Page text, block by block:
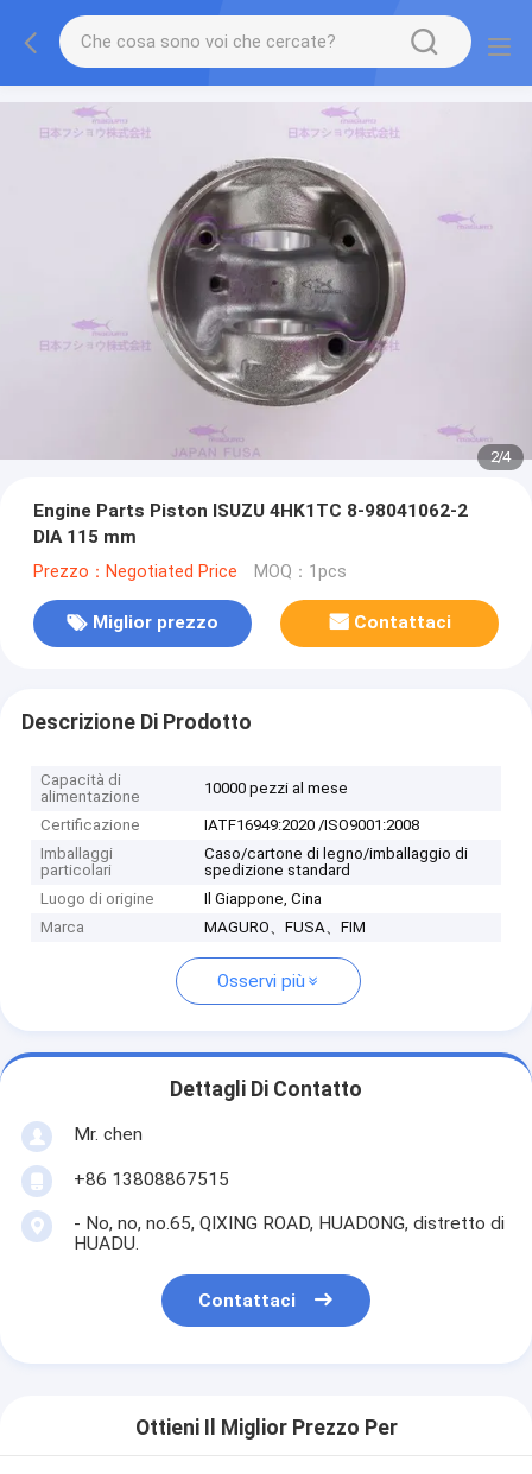
2/4
Engine Parts Piston ISUZU 4HK1TC 8-98041062-2
DIA 115 mm
Prezzo：Negotiated Price MOQ：1pcs
Miglior prezzo Contattaci
Descrizione Di Prodotto
Capacità di
alimentazione
10000 pezzi al mese
Certificazione
IATF16949:2020 /ISO9001:2008
Imballaggi
particolari
Caso/cartone di legno/imballaggio di
spedizione standard
Luogo di origine
Il Giappone, Cina
Marca
MAGURO、FUSA、FIM
Osservi più
Dettagli Di Contatto
Mr. chen
+86 13808867515
- No, no, no.65, QIXING ROAD, HUADONG, distretto di
HUADU.
Contattaci
Ottieni Il Miglior Prezzo Per